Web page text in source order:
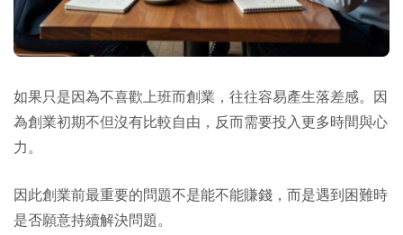
如果只是因為不喜歡上班而創業，往往容易產生落差感。因
為創業初期不但沒有比較自由，反而需要投入更多時間與心
力。
因此創業前最重要的問題不是能不能賺錢，而是遇到困難時
是否願意持續解決問題。